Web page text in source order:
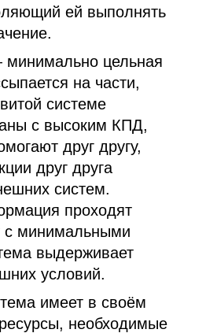
ей выполнять
цельная
на части,
системе
с высоким КПД,
друг другу,
друг друга
систем.
проходят
с минимальными
выдерживает
условий.
имеет в своём
необходимые